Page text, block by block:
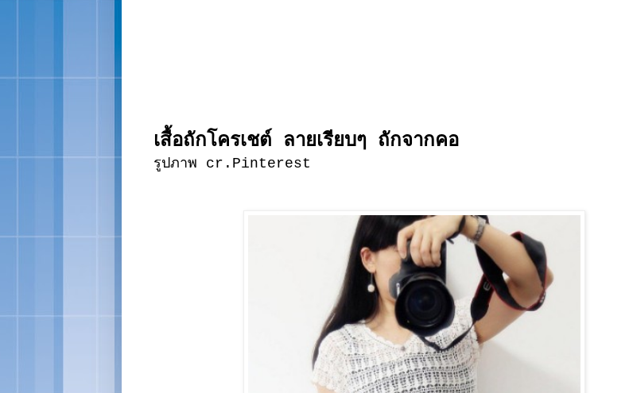
เสื้อถักโครเชต์ ลายเรียบๆ ถักจากคอ
รูปภาพ cr.Pinterest